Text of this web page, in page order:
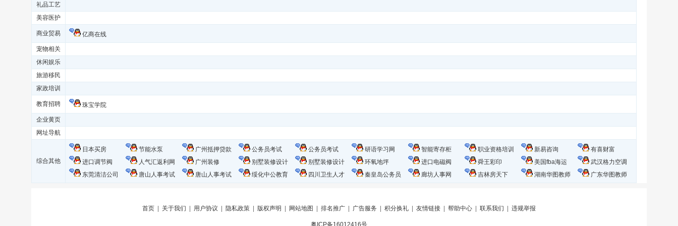
礼品工艺
美容医护
商业贸易 亿商在线
宠物相关
休闲娱乐
旅游移民
家政培训
教育招聘 珠宝学院
企业黄页
网址导航
综合其他
日本买房 节能水泵 广州抵押贷款 公务员考试 公务员考试 研语学习网 智能寄存柜 职业资格培训 新易咨询
有喜财富
进口调节阀
人气汇返利网 广州装修 别墅装修设计 别墅装修设计 环氧地坪 进口电磁阀 舜王彩印 美国fba海运
武汉格力空调
东莞清洁公司
唐山人事考试 唐山人事考试 绥化中公教育 四川卫生人才 秦皇岛公务员 廊坊人事网 吉林房天下 湖南华图教师 广东华图教师
首页 关于我们 用户协议 隐私政策 版权声明 网站地图 排名推广 广告服务 积分换礼 友情链接 帮助中心 联系我们 违规举报
粤ICP备16012416号